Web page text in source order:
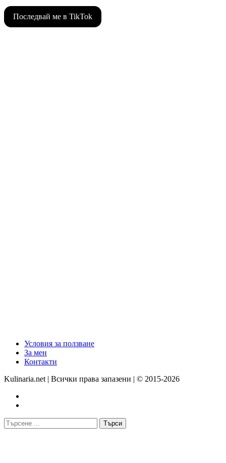
Последвай ме в TikTok
Условия за ползване
За мен
Контакти
Kulinaria.net | Всички права запазени | © 2015-2026